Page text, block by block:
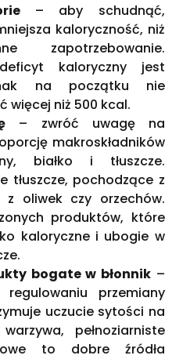
– aby schudnąć,
kaloryczność, niż
zapotrzebowanie.
kaloryczny jest
na początku nie
więcej niż 500 kcal.
– zwróć uwagę na
makroskładników
białko i tłuszcze.
tłuszcze, pochodzące z
z oliwek czy orzechów.
produktów, które
kaloryczne i ubogie w
bogate w błonnik–
przemiany
uczucie sytości na
pełnoziarniste
to dobre źródła